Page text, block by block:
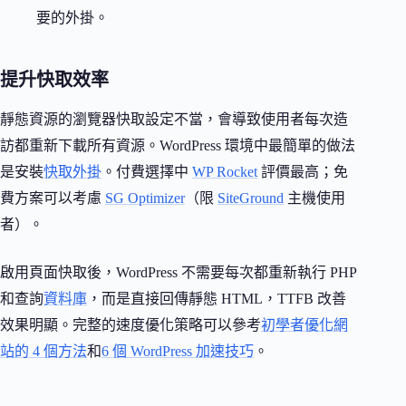
要的外掛。
提升快取效率
靜態資源的瀏覽器快取設定不當，會導致使用者每次造
訪都重新下載所有資源。WordPress 環境中最簡單的做法
是安裝快取外掛 。付費選擇中 WP Rocket 評價最高；免
費方案可以考慮 SG Optimizer（限 SiteGround 主機使用
者）。
啟用頁面快取後，WordPress 不需要每次都重新執行 PHP
和查詢資料庫 ，而是直接回傳靜態 HTML，TTFB 改善
效果明顯。完整的速度優化策略可以參考初學者優化網
站的 4 個方法和6 個 WordPress 加速技巧 。